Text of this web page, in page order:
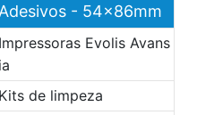
Adesivos - 54x86mm
Impressoras Evolis Avans
ia
Kits de limpeza